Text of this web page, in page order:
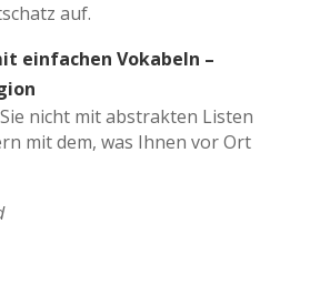
auf.
einfachen Vokabeln –
nicht mit abstrakten Listen
mit dem, was Ihnen vor Ort